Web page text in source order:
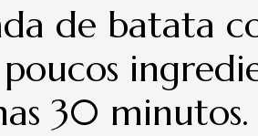
de batata
30 minutos.